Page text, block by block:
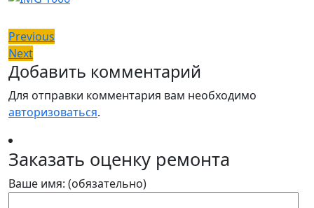
Навигация
по
записям
Previous
NextNext
post:
Добавить комментарий
Для отправки комментария вам необходимо
авторизоваться.
Заказать оценку ремонта
Ваше имя: (обязательно)